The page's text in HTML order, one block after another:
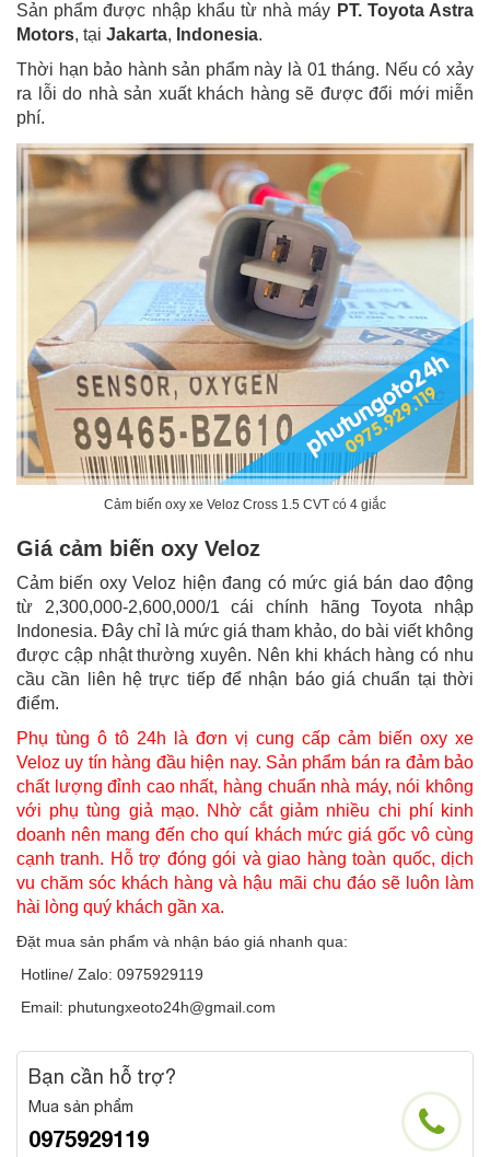
Sản phẩm được nhập khẩu từ nhà máy PT. Toyota Astra
Motors, tại Jakarta, Indonesia.
Thời hạn bảo hành sản phẩm này là 01 tháng. Nếu có xảy
ra lỗi do nhà sản xuất khách hàng sẽ được đổi mới miễn
phí.
Cảm biến oxy xe Veloz Cross 1.5 CVT có 4 giắc
Giá cảm biến oxy Veloz
Cảm biến oxy Veloz hiện đang có mức giá bán dao động
từ 2,300,000-2,600,000/1 cái chính hãng Toyota nhập
Indonesia. Đây chỉ là mức giá tham khảo, do bài viết không
được cập nhật thường xuyên. Nên khi khách hàng có nhu
cầu cần liên hệ trực tiếp để nhận báo giá chuẩn tại thời
điểm.
Phụ tùng ô tô 24h là đơn vị cung cấp cảm biến oxy xe
Veloz uy tín hàng đầu hiện nay. Sản phẩm bán ra đảm bảo
chất lượng đỉnh cao nhất, hàng chuẩn nhà máy, nói không
với phụ tùng giả mạo. Nhờ cắt giảm nhiều chi phí kinh
doanh nên mang đến cho quí khách mức giá gốc vô cùng
cạnh tranh. Hỗ trợ đóng gói và giao hàng toàn quốc, dịch
vu chăm sóc khách hàng và hậu mãi chu đáo sẽ luôn làm
hài lòng quý khách gần xa.
Đặt mua sản phẩm và nhận báo giá nhanh qua:
Hotline/ Zalo: 0975929119
Email: phutungxeoto24h@gmail.com
Bạn cần hỗ trợ?
Mua sản phẩm
0975929119